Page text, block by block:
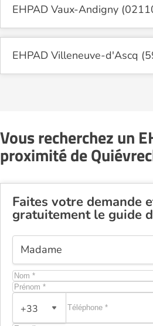
EHPAD Vaux-Andigny
EHPAD Villeneuve-d'Ascq
Vous recherchez un
proximité de
Faites votre demande
gratuitement le guide
+33